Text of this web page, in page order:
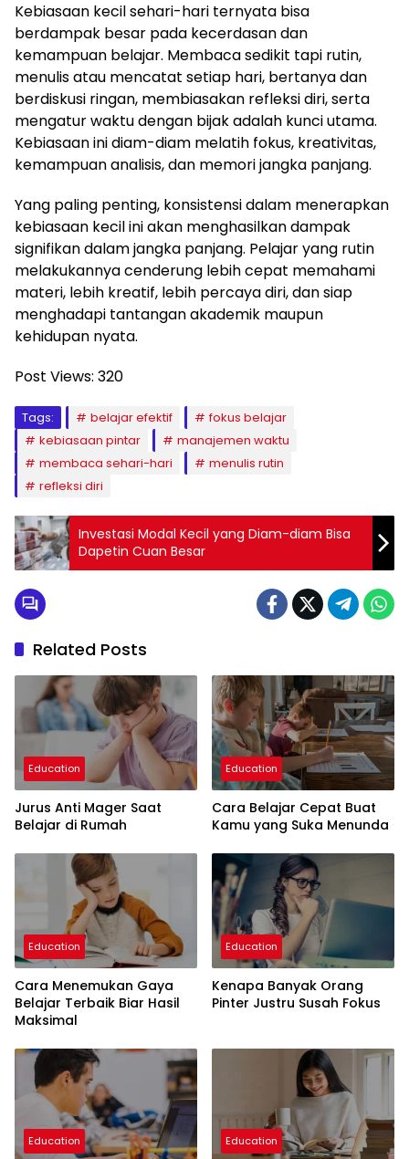
Kebiasaan kecil sehari-hari ternyata bisa
berdampak besar pada kecerdasan dan
kemampuan belajar. Membaca sedikit tapi rutin,
menulis atau mencatat setiap hari, bertanya dan
berdiskusi ringan, membiasakan refleksi diri, serta
mengatur waktu dengan bijak adalah kunci utama.
Kebiasaan ini diam-diam melatih fokus, kreativitas,
kemampuan analisis, dan memori jangka panjang.
Yang paling penting, konsistensi dalam menerapkan
kebiasaan kecil ini akan menghasilkan dampak
signifikan dalam jangka panjang. Pelajar yang rutin
melakukannya cenderung lebih cepat memahami
materi, lebih kreatif, lebih percaya diri, dan siap
menghadapi tantangan akademik maupun
kehidupan nyata.
Post Views: 320
Tags: belajar efektif
fokus belajar
kebiasaan pintar
manajemen waktu
membaca sehari-hari
menulis rutin
refleksi diri
Investasi Modal Kecil yang Diam-diam Bisa
Dapetin Cuan Besar
Related Posts
Education
Jurus Anti Mager Saat
Belajar di Rumah
Education
Cara Belajar Cepat Buat
Kamu yang Suka Menunda
Education
Cara Menemukan Gaya
Belajar Terbaik Biar Hasil
Maksimal
Education
Kenapa Banyak Orang
Pinter Justru Susah Fokus
Education Education